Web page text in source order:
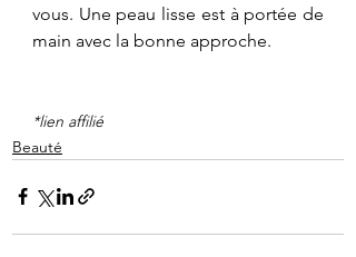
vous. Une peau lisse est à portée de
main avec la bonne approche.
*lien affilié
Beauté